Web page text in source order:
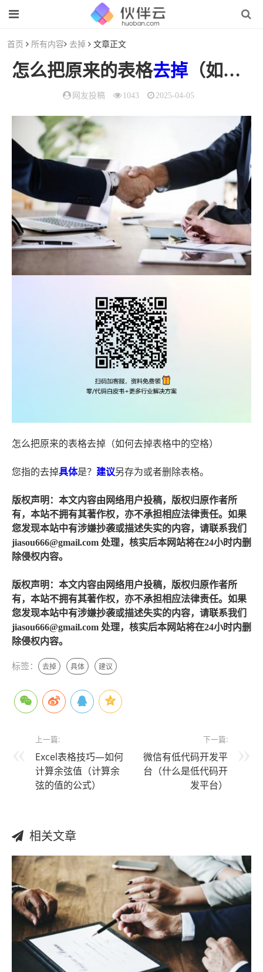
首页 所有内容 去掉 文章正文
怎么把原来的表格去掉 （如何
网友投稿 1043 2025-04-05
怎么把原来的表格去掉（如何去掉表格中的空格）
您指的去掉具体是？ 建议另存为或者删除表格。
版权声明：本文内容由网络用户投稿，版权归原作者所
有，本站不拥有其著作权，亦不承担相应法律责任。如果
您发现本站中有涉嫌抄袭或描述失实的内容，请联系我们
jiasou666@gmail.com 处理，核实后本网站将在24小时内删
除侵权内容。
版权声明：本文内容由网络用户投稿，版权归原作者所
有，本站不拥有其著作权，亦不承担相应法律责任。如果
您发现本站中有涉嫌抄袭或描述失实的内容，请联系我们
jiasou666@gmail.com 处理，核实后本网站将在24小时内删
除侵权内容。
标签： 去掉 具体 建议
上一篇:
Excel表格技巧—如何
计算余弦值（计算余
弦的值的公式）
下一篇:
微信有低代码开发平
台（什么是低代码开
发平台）
相关文章